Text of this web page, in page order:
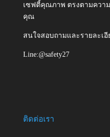
เซฟตี้คุณภาพ ตรงตามควา
คุณ
สนใจสอบถามและรายละเอี
Line:@safety27
ติดต่อเรา